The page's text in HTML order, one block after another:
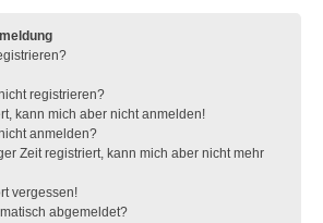
registrieren?
kann mich aber nicht anmelden!
anmelden?
Zeit registriert, kann mich aber nicht mehr
vergessen!
abgemeldet?